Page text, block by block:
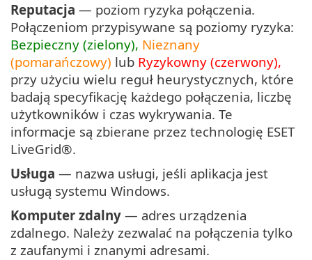
Reputacja — poziom ryzyka połączenia.
Połączeniom przypisywane są poziomy ryzyka:
Bezpieczny (zielony), Nieznany
(pomarańczowy) lub Ryzykowny (czerwony),
przy użyciu wielu reguł heurystycznych, które
badają specyfikację każdego połączenia, liczbę
użytkowników i czas wykrywania. Te
informacje są zbierane przez technologię ESET
LiveGrid®.
Usługa — nazwa usługi, jeśli aplikacja jest
usługą systemu Windows.
Komputer zdalny — adres urządzenia
zdalnego. Należy zezwalać na połączenia tylko
z zaufanymi i znanymi adresami.